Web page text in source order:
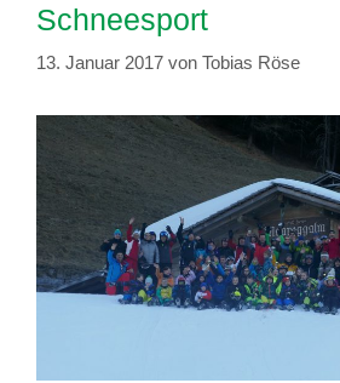
Schneesport
13. Januar 2017 von Tobias Röse